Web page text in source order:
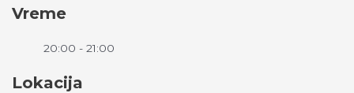
Vreme
20:00 - 21:00
Lokacija